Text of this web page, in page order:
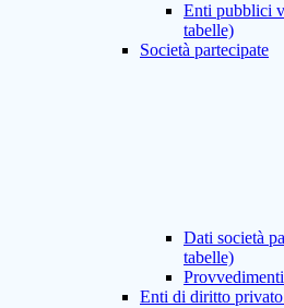
Enti pubblici
tabelle)
Società partecipate
Dati società
tabelle)
Provvedimenti
Enti di diritto